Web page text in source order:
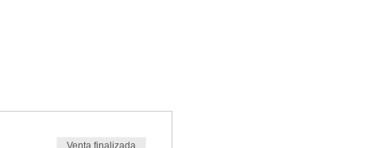
Venta finalizada